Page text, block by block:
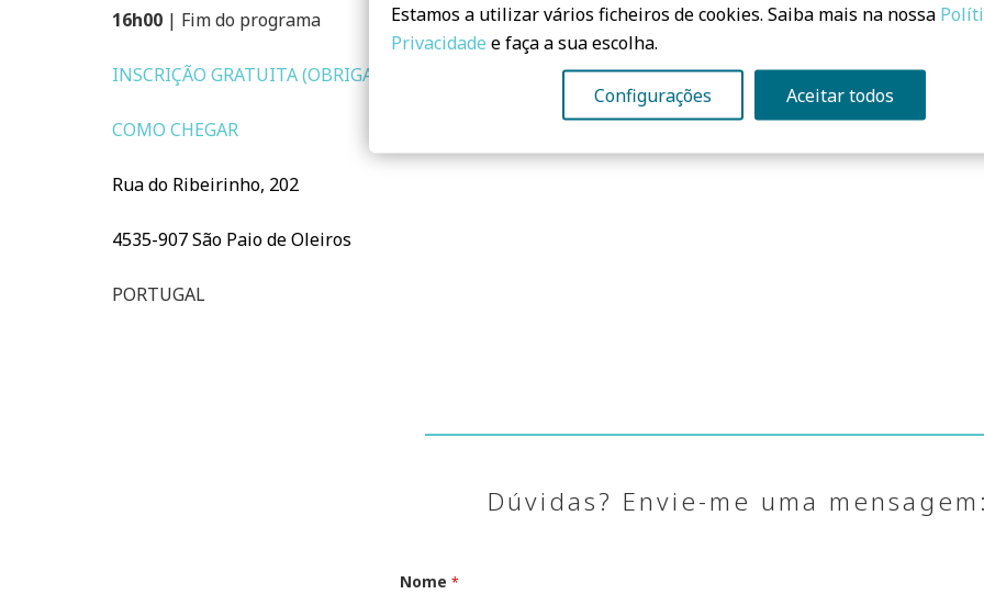
16h00 | Fim do programa
INSCRIÇÃO GRATUITA (OBRIGATÓRIA)
COMO CHEGAR
Rua do Ribeirinho, 202
4535-907 São Paio de Oleiros
PORTUGAL
Dúvidas? Envie-me uma mensagem:
Nome *
Estamos a utilizar vários ficheiros de cookies. Saiba mais na nossa
Privacidade e faça a sua escolha.
Configurações Aceitar todos